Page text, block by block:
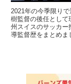
2021年の今季限り
樹監督の後任として
州スイスのサッカ
導監督歴をまとめま